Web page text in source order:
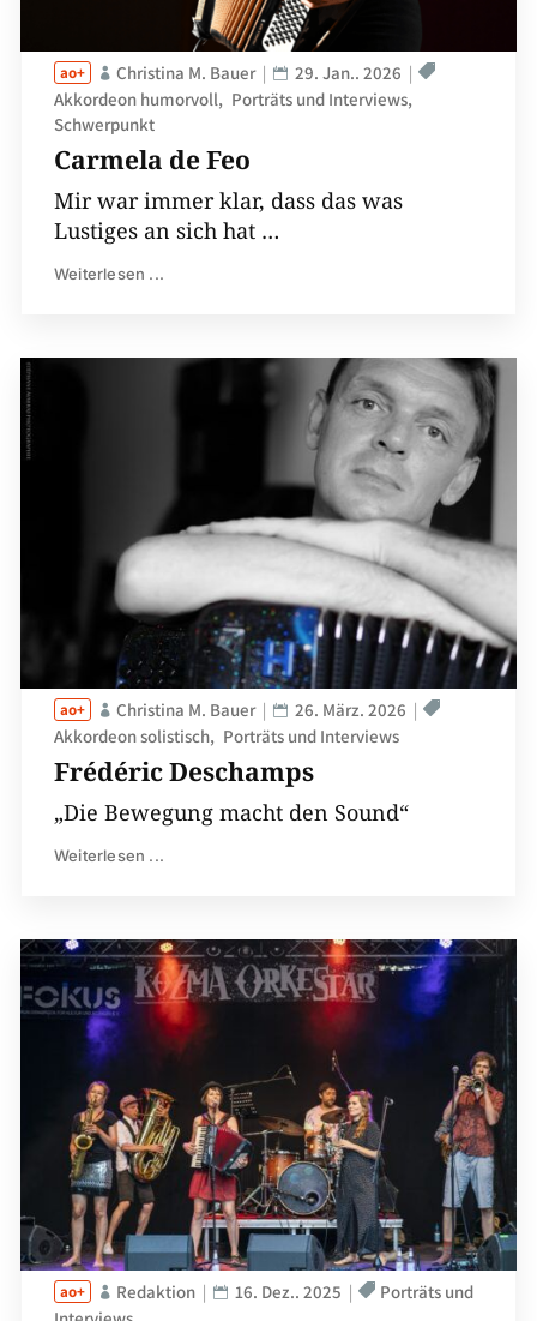
Carmela de Feo
Christina M. Bauer
29. Jan.. 2026
Akkordeon humorvoll
Porträts und Interviews
Schwerpunkt
Mir war immer klar, dass das was
Lustiges an sich hat …
Weiterlesen ...
Frédéric Deschamps
Christina M. Bauer
26. März. 2026
Akkordeon solistisch
Porträts und Interviews
„Die Bewegung macht den Sound“
Weiterlesen ...
Redaktion 16. Dez.. 2025
Porträts und